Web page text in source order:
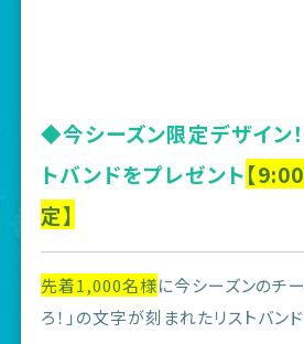
◆今シーズン限定デザイン
トバンドをプレゼント【
定】
先着1,000名様に今シーズンのチ
ろ！」の文字が刻まれたリストバン